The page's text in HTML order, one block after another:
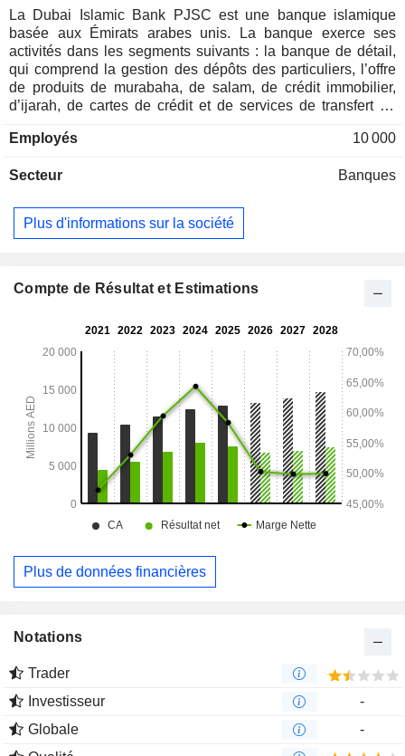
La Dubai Islamic Bank PJSC est une banque islamique
basée aux Émirats arabes unis. La banque exerce ses
activités dans les segments suivants : la banque de détail,
qui comprend la gestion des dépôts des particuliers, l’offre
de produits de murabaha, de salam, de crédit immobilier,
d’ijarah, de cartes de crédit et de services de transfert de
gestion de patrimoine ; la banque d’entreprise, qui
crédit, des dépôts, des comptes courants, de la gestion de
aux entreprises et aux clients institutionnels ; La trésorerie,
qui est chargée de gérer la liquidité globale et le risque de
portefeuille de sukuk et d’instruments financiers spécialisés
immobilier, qui comprend la promotion immobilière et
; et Les autres activités, qui englobent les fonctions autres
que les secteurs d’activité principaux susmentionnés,
notamment les activités internationales et les biens
immobiliers.
Employés 10 000
Secteur Banques
Plus d'informations sur la société
Compte de Résultat et Estimations
Plus de données financières
Notations
Trader
Investisseur
-
Globale
-